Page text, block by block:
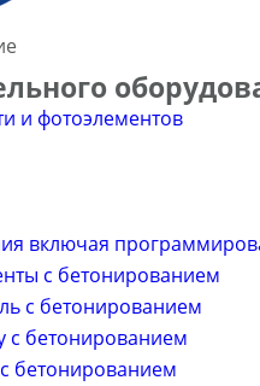
и фотоэлементов
включая
с бетонированием
с бетонированием
с бетонированием
бетонированием